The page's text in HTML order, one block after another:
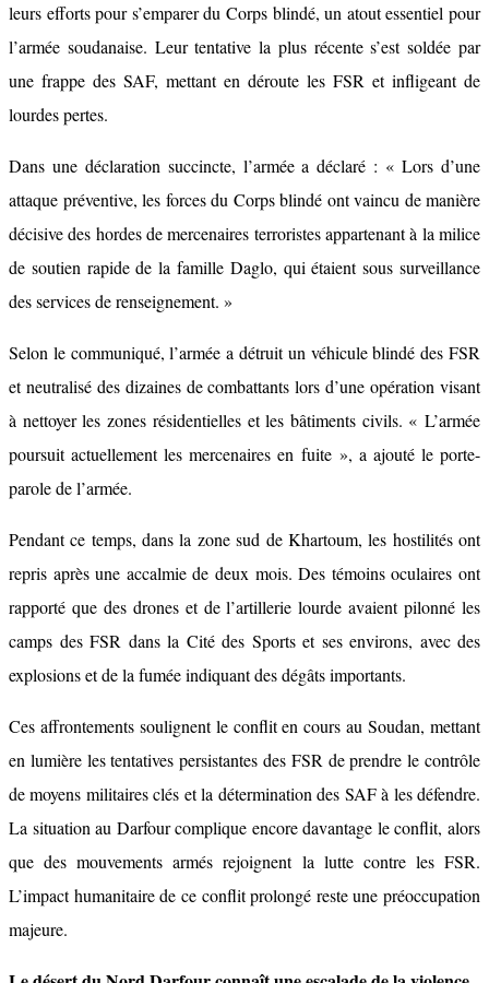
leurs efforts pour s’emparer du Corps blindé, un atout essentiel pour
l’armée soudanaise. Leur tentative la plus récente s’est soldée par
une frappe des SAF, mettant en déroute les FSR et infligeant de
lourdes pertes.
Dans une déclaration succincte, l’armée a déclaré : « Lors d’une
attaque préventive, les forces du Corps blindé ont vaincu de manière
décisive des hordes de mercenaires terroristes appartenant à la milice
de soutien rapide de la famille Daglo, qui étaient sous surveillance
des services de renseignement. »
Selon le communiqué, l’armée a détruit un véhicule blindé des FSR
et neutralisé des dizaines de combattants lors d’une opération visant
à nettoyer les zones résidentielles et les bâtiments civils. « L’armée
poursuit actuellement les mercenaires en fuite », a ajouté le porte-
parole de l’armée.
Pendant ce temps, dans la zone sud de Khartoum, les hostilités ont
repris après une accalmie de deux mois. Des témoins oculaires ont
rapporté que des drones et de l’artillerie lourde avaient pilonné les
camps des FSR dans la Cité des Sports et ses environs, avec des
explosions et de la fumée indiquant des dégâts importants.
Ces affrontements soulignent le conflit en cours au Soudan, mettant
en lumière les tentatives persistantes des FSR de prendre le contrôle
de moyens militaires clés et la détermination des SAF à les défendre.
La situation au Darfour complique encore davantage le conflit, alors
que des mouvements armés rejoignent la lutte contre les FSR.
L’impact humanitaire de ce conflit prolongé reste une préoccupation
majeure.